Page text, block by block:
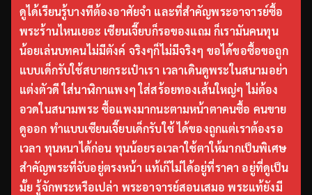
ดูได้เรียนรู้บางทีต้องอาศัยจำ และที่สำคัญพระอาจารย์ซื้อ
พระร้านไหนเยอะ เซียนเจี๊ยบก็รอของแถม ก็เรามันคนทุน
น้อยเล่นบทคนไม่มีตังค์ จริงๆก็ไม่มีจริงๆ ขอได้ขอซื้อขอถูก
แบบเด็กรับใช้สบายกระเป๋าเรา เวลาเดินดูพระในสนามอย่า
แต่งตัวดี ใส่นาฬิกาแพงๆ ใส่สร้อยทองเส้นใหญ่ๆ ไม่ต้อง
อวดในสนามพระ ซื้อแพงมากนะตามหน้าตาคนซื้อ คนขาย
ดูออก ทำแบบเซียนเจี๊ยบเด็กรับใช้ ได้ของถูกแต่เราต้องรอ
เวลา ทุนหนาได้ก่อน ทุนน้อยรอเวลาใช้ตาให้มากเป็นพิเศษ
สำคัญพระที่จับอยู่ตรงหน้า แท้เก๊ไม่ได้อยู่ที่ราคา อยู่ที่ดูเป็น
มั้ย รู้จักพระหรือเปล่า พระอาจารย์สอนเสมอ พระแท้ยังมี